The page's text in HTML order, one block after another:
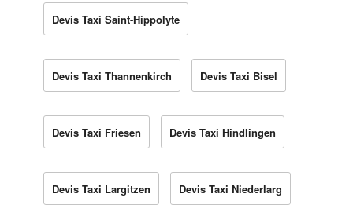
Devis Taxi Saint-Hippolyte
Devis Taxi Thannenkirch Devis Taxi Bisel
Devis Taxi Friesen Devis Taxi Hindlingen
Devis Taxi Largitzen Devis Taxi Niederlarg